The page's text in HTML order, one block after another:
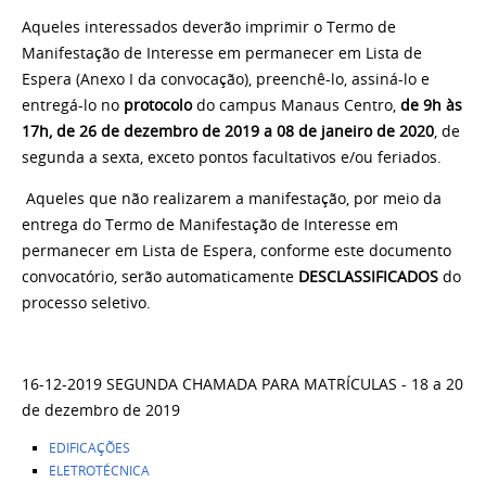
Aqueles interessados deverão imprimir o Termo de
Manifestação de Interesse em permanecer em Lista de
Espera (Anexo I da convocação), preenchê-lo, assiná-lo e
entregá-lo no protocolodo campus Manaus Centro, de 9h às
17h, de 26 de dezembro de 2019 a 08 de janeiro de 2020, de
segunda a sexta, exceto pontos facultativos e/ou feriados.
Aqueles que não realizarem a manifestação, por meio da
entrega do Termo de Manifestação de Interesse em
permanecer em Lista de Espera, conforme este documento
convocatório, serão automaticamente DESCLASSIFICADOS do
processo seletivo.
16-12-2019 SEGUNDA CHAMADA PARA MATRÍCULAS - 18 a 20
de dezembro de 2019
EDIFICAÇÕES
ELETROTÉCNICA